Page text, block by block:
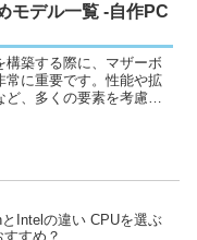
モデル一覧 -自作PC
構築する際に、マザーボ
常に重要です。性能や拡
、多くの要素を考慮す
とIntelの違い CPUを選ぶ
すめ？